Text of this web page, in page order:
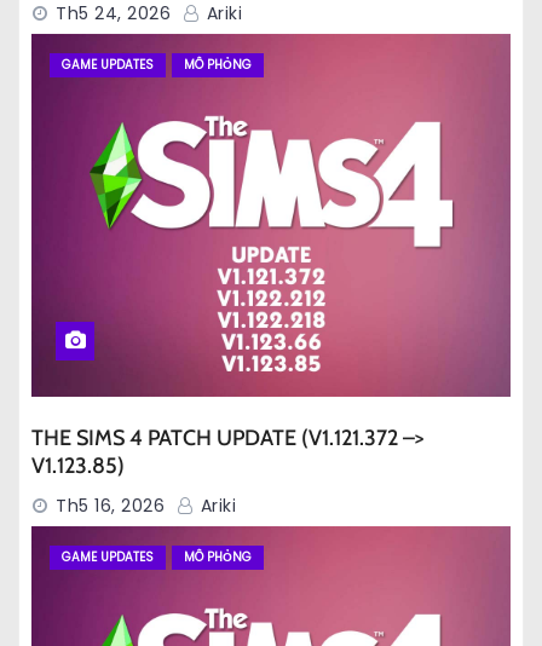
Th5 24, 2026 Ariki
GAME UPDATES MÔ PHỎNG
THE SIMS 4 PATCH UPDATE (V1.121.372 –>
V1.123.85)
Th5 16, 2026 Ariki
GAME UPDATES MÔ PHỎNG